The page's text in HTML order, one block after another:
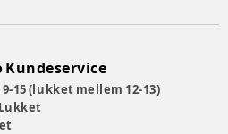
Kundeservice
15 (lukket mellem 12-13)